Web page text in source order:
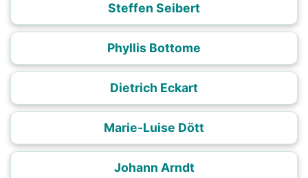
Steffen Seibert
Phyllis Bottome
Dietrich Eckart
Marie-Luise Dött
Johann Arndt